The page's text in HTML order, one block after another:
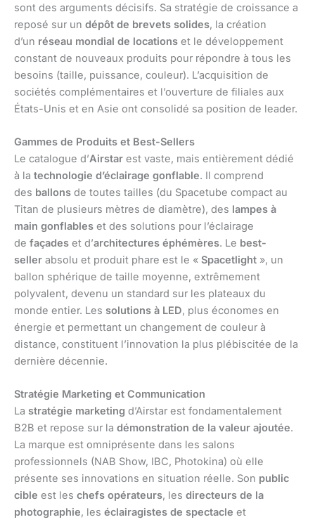
sont des arguments décisifs. Sa stratégie de croissance a
reposé sur un dépôt de brevets solides, la création
d’un réseau mondial de locations et le développement
constant de nouveaux produits pour répondre à tous les
besoins (taille, puissance, couleur). L’acquisition de
sociétés complémentaires et l’ouverture de filiales aux
États-Unis et en Asie ont consolidé sa position de leader.
Gammes de Produits et Best-Sellers
Le catalogue d’Airstar est vaste, mais entièrement dédié
à la technologie d’éclairage gonflable. Il comprend
des ballons de toutes tailles (du Spacetube compact au
Titan de plusieurs mètres de diamètre), des lampes à
main gonflables et des solutions pour l’éclairage
de façades et d’architectures éphémères. Le best-
seller absolu et produit phare est le « Spacetlight », un
ballon sphérique de taille moyenne, extrêmement
polyvalent, devenu un standard sur les plateaux du
monde entier. Les solutions à LED, plus économes en
énergie et permettant un changement de couleur à
distance, constituent l’innovation la plus plébiscitée de la
dernière décennie.
Stratégie Marketing et Communication
La stratégie marketing d’Airstar est fondamentalement
B2B et repose sur la démonstration de la valeur ajoutée.
La marque est omniprésente dans les salons
professionnels (NAB Show, IBC, Photokina) où elle
présente ses innovations en situation réelle. Son public
cible est les chefs opérateurs, les directeurs de la
photographie, les éclairagistes de spectacle et